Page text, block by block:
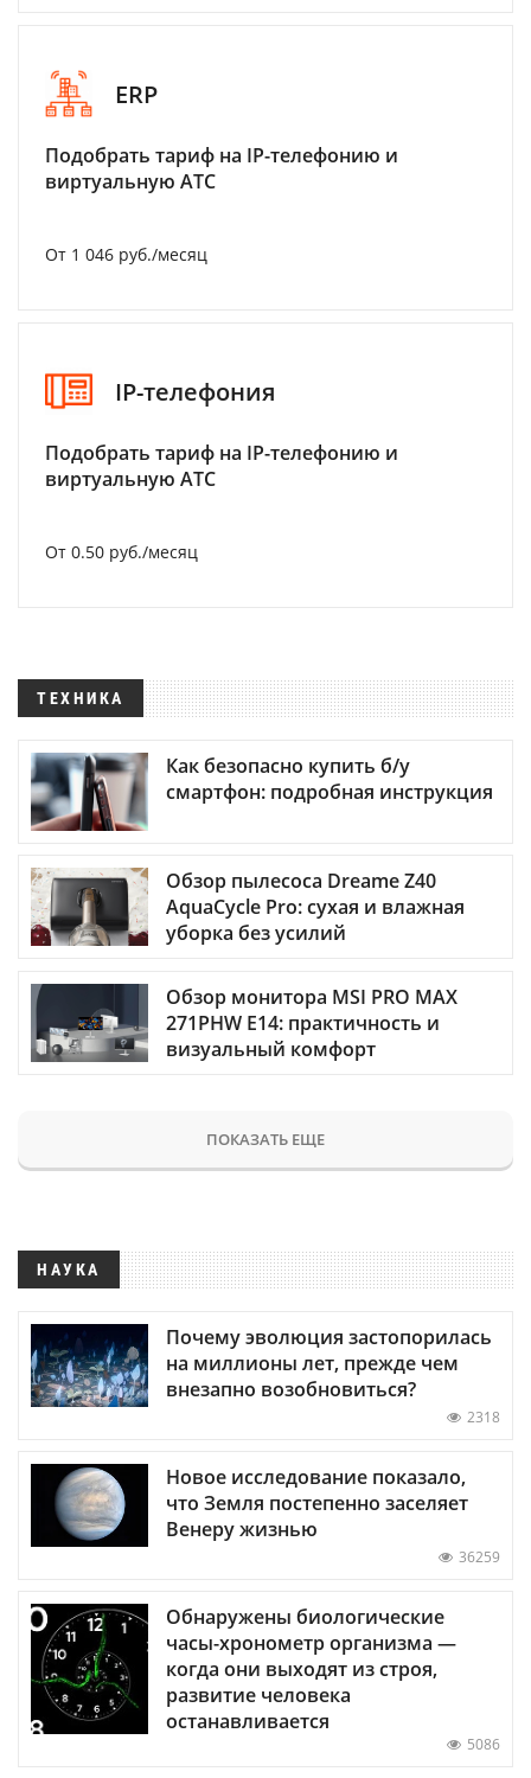
ERP
Подобрать тариф на IP-телефонию и
виртуальную АТС
От 1 046 руб./месяц
IP-телефония
Подобрать тариф на IP-телефонию и
виртуальную АТС
От 0.50 руб./месяц
ТЕХНИКА
Как безопасно купить б/у
смартфон: подробная инструкция
Обзор пылесоса Dreame Z40
AquaCycle Pro: сухая и влажная
уборка без усилий
Обзор монитора MSI PRO MAX
271PHW E14: практичность и
визуальный комфорт
ПОКАЗАТЬ ЕЩЕ
НАУКА
Почему эволюция застопорилась
на миллионы лет, прежде чем
внезапно возобновиться?
2318
Новое исследование показало,
что Земля постепенно заселяет
Венеру жизнью
36259
Обнаружены биологические
часы-хронометр организма —
когда они выходят из строя,
развитие человека
останавливается
5086